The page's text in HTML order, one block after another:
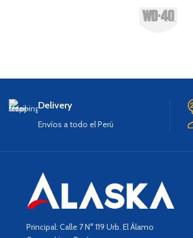
Delivery
Envíos a todo el Perú
Principal: Calle 7 N° 119 Urb. El Álamo